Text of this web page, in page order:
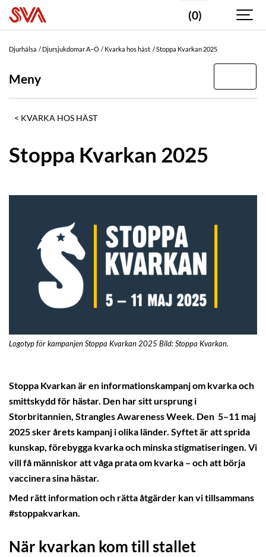
(0)
Djurhälsa Djursjukdomar A–Ö Kvarka hos häst Stoppa Kvarkan 2025
Meny
KVARKA HOS HÄST
Stoppa Kvarkan 2025
Logotyp för kampanjen Stoppa Kvarkan 2025 Bild: Stoppa Kvarkan.
Stoppa Kvarkan är en informationskampanj om kvarka och
smittskydd för hästar. Den har sitt ursprung i
Storbritannien, Strangles Awareness Week. Den 5–11 maj
2025 sker årets kampanj i olika länder. Syftet är att sprida
kunskap, förebygga kvarka och minska stigmatiseringen. Vi
vill få människor att våga prata om kvarka – och att börja
vaccinera sina hästar.
Med rätt information och rätta åtgärder kan vi tillsammans
#stoppakvarkan.
När kvarkan kom till stallet